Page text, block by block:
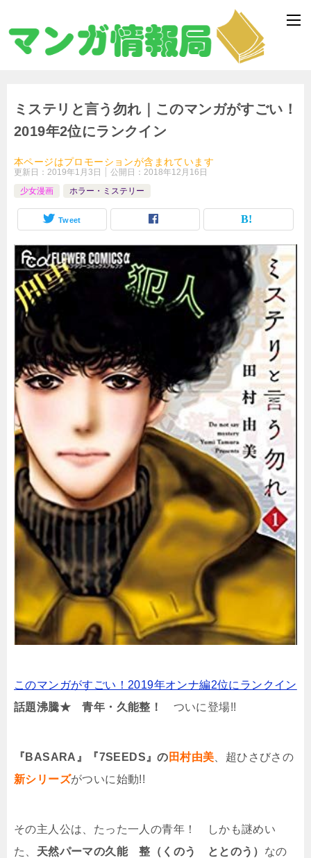
ミステリと言う勿れ｜このマンガがすごい！
2019年2位にランクイン
本ページはプロモーションが含まれています
更新日： 2019年1月3日 公開日： 2018年12月16日
少女漫画
ホラー・ミステリー
Tweet
このマンガがすごい！2019年オンナ編2位にランクイン
話題沸騰★ 青年・久能整！
ついに登場!!
『BASARA』『7SEEDS』の 田村由美 、超ひさびさの
新シリーズがついに始動!!
その主人公は、たった一人の青年！ しかも謎めい
た、 天然パーマの久能 整（くのう ととのう） なの